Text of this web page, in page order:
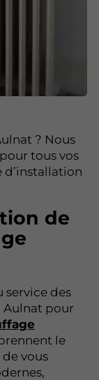
? Nous
tous vos
d’installation
de
service des
Aulnat pour
le
vous